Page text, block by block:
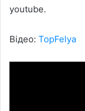
youtube.
Відео: TopFelya